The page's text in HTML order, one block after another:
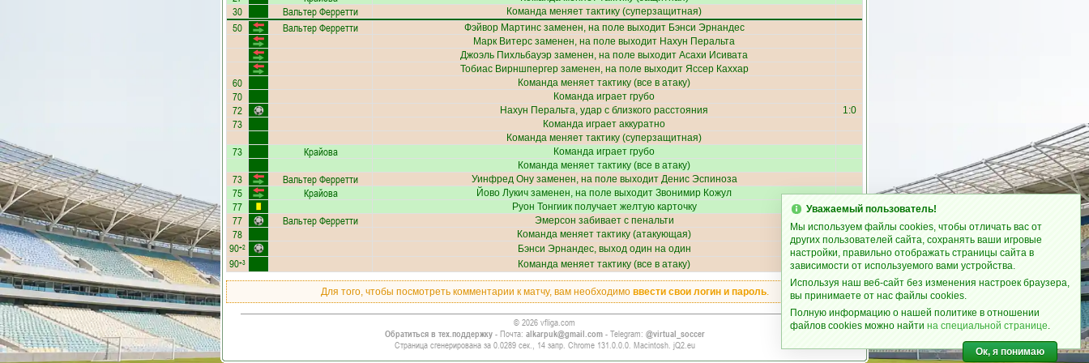
30 Вальтер Ферретти Команда меняет тактику (суперзащитная)
50 Вальтер Ферретти Фэйвор Мартинсзаменен, на поле выходит Бэнси Эрнандес
Марк Витерс заменен, на поле выходит Нахун Перальта
Джоэль Пихльбауэр заменен, на поле выходит Асахи Исивата
Тобиас Вирншпергерзаменен, на поле выходит Яссер Каххар
60 Команда меняет тактику (все в атаку)
70 Команда играет грубо
72 Нахун Перальта, удар с близкого расстояния 1:0
73
Команда играет аккуратно
Команда меняет тактику (суперзащитная)
73 Крайова
Команда играет грубо
Команда меняет тактику (все в атаку)
73 Вальтер Ферретти Уинфред Онузаменен, на поле выходит Денис Эспиноза
75 Крайова Йово Лукич заменен, на поле выходит Звонимир Кожул
77 Руон Тонгиикполучает желтую карточку
77 Вальтер Ферретти Эмерсон забивает с пенальти
78 Команда меняет тактику (атакующая)
90+2 Бэнси Эрнандес, выход один на один 3:0
90+3 Команда меняет тактику (все в атаку)
Для того, чтобы посмотреть комментарии к матчу, вам необходимо ввести свои логин и пароль.
© 2026 vfliga.com
Обратиться в тех.поддержку- Почта: alkarpuk@gmail.com- Telegram: @virtual_soccer
Страница сгенерирована за 0.0289 сек., 14 запр. Chrome 131.0.0.0. Macintosh. jQ2.eu
Уважаемый пользователь!
Мы используем файлы cookies, чтобы отличать вас от
других пользователей сайта, сохранять ваши игровые
настройки, правильно отображать страницы сайта в
зависимости от используемого вами устройства.
Используя наш веб-сайт без изменения настроек браузера,
вы принимаете от нас файлы cookies.
Полную информацию о нашей политике в отношении
файлов cookies можно найти на специальной странице.
Ок, я понимаю